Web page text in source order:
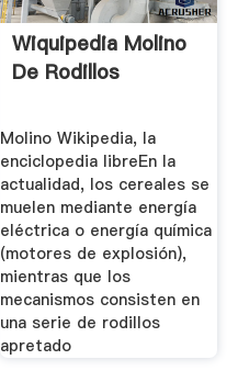
Wiquipedia Molino
De Rodillos
Molino Wikipedia, la
enciclopedia libreEn la
actualidad, los cereales se
muelen mediante energía
eléctrica o energía química
(motores de explosión),
mientras que los
mecanismos consisten en
una serie de rodillos
apretado